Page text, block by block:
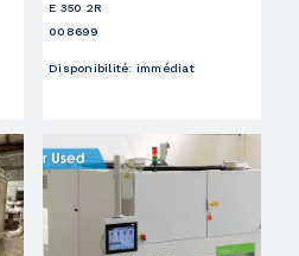
E 350 2R
008699
Disponibilité: immédiat